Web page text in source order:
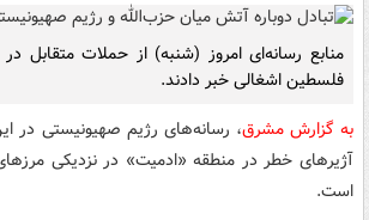
منابع رسانه‌ای امروز (شنبه) از حملات متقابل
فلسطین اشغالی خبر دادند.
به گزارش مشرق، رسانه‌های رژیم صهیونیستی در
آژیرهای خطر در منطقه «ادمیت» در نزدیکی
است.